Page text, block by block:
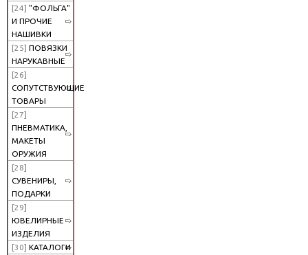
[24] "ФОЛЬГА"
И ПРОЧИЕ
НАШИВКИ
[25] ПОВЯЗКИ
НАРУКАВНЫЕ
[26]
СОПУТСТВУЮЩИЕ
ТОВАРЫ
[27]
ПНЕВМАТИКА,
МАКЕТЫ
ОРУЖИЯ
[28]
СУВЕНИРЫ,
ПОДАРКИ
[29]
ЮВЕЛИРНЫЕ
ИЗДЕЛИЯ
[30] КАТАЛОГИ